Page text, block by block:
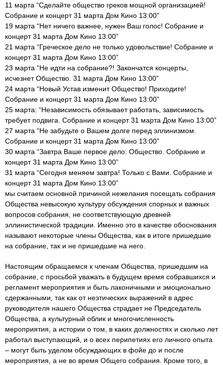
11 марта “Сделайте общество греков мощной организацией!
Собрание и концерт 31 марта Дом Кино 13:00”
19 марта “Нет ничего важнее, нужен Ваш голос! Собрание и
концерт 31 марта Дом Кино 13:00”
21 марта “Греческое дело не только удовольствие! Собрание и
концерт 31 марта Дом Кино 13:00”
23 марта “Не идти на собрание?! Закончатся концерты,
исчезнет Общество. 31 марта Дом Кино 13:00”
24 марта “Новый Устав изменит Общество! Приходите!
Собрание и концерт 31 марта Дом Кино 13:00”
25 марта: “Независимость обязывает работать, зависимость
требует подвига. Собрание и концерт 31 марта Дом Кино 13:00”
27 марта “Не забудьте о Вашем долге перед эллинизмом.
Собрание и концерт 31 марта Дом Кино 13:00”
30 марта “Завтра Ваше первое дело: Общество. Собрание и
концерт 31 марта Дом Кино 13:00”
31 марта “Сегодня меняем завтра! Только с Вами. Собрание и
концерт 31 марта Дом Кино 13:00”
мы считаем основной причиной нежелания посещать собрания
Общества невысокую культуру обсуждения спорных и важных
вопросов собрания, не соответствующую древней
эллинистической традиции. Именно это в качестве обоснования
называют некоторые члены Общества, как в итоге пришедшие
на собрание, так и не пришедшие на него.
Настоящим обращаемся к членам Общества, пришедшим на
собрание, с просьбой уважать в будущем время собравшихся и
регламент мероприятия и быть лаконичными и эмоционально
сдержанными, так как от неэтических выражений в адрес
руководителя нашего Общества страдает не Председатель
Общества, а культурный облик и многочисленность
мероприятия, а истории о том, в каких должностях и сколько лет
работал выступающий, и о всех перипетиях его личного опыта
– могут быть уделом обсуждающих в фойе до и после
мероприятия, а не во время Общего собрания. Кроме того, в